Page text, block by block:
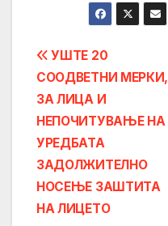
Post
navigation
УШТЕ 20
СООДВЕТНИ МЕРКИ,
ЗА ЛИЦА И
НЕПОЧИТУВАЊЕ НА
УРЕДБАТА
ЗАДОЛЖИТЕЛНО
НОСЕЊЕ ЗАШТИТА
НА ЛИЦЕТО